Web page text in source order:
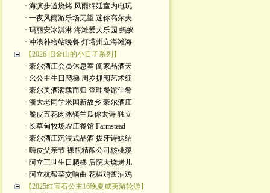
· 海滨步道烧烤 风雨绵延室内电玩
· 一夜风雨游乐场无望 迷你高尔夫
· 玛丽安冰淇淋 海滩爱犬乐园 蚂蚁
· 冲浪补给站晚餐 灯塔州立海滩海
【2026 旧金山的小日子系列】
· 豪尔酒庄会员休息室 阖家品酒天
· 幺公主生日爬梯 周岁抓阄艺术细
· 豪尔美酒满载而归 查理餐馆佳肴
· 浙大老同学米国新故乡 豪尔酒庄
· 脆皮五花肉冰镇兰瓜你太诗 独立
· 长草甸牧场农庄餐馆 Farmstead
· 豪尔酒庄沉浸式品酒 拔牙诗妹结
· 嗨皮父亲节 裸瓶精酿公司核桃溪
· 阿立三世生日爬梯 后院大烧烤儿
· 阿立杭帮菜交响曲 花椒鸡酱油鸡
【2025红宝石公主16晚夏威夷游轮游】